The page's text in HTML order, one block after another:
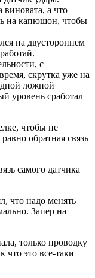
виновата, а что
на капюшон, чтобы
на двустороннем
с
скрутка уже на
ложной
уровень сработал
чтобы не
обратная связь
самого датчика
что надо менять
Запер на
только проводку
это все-таки